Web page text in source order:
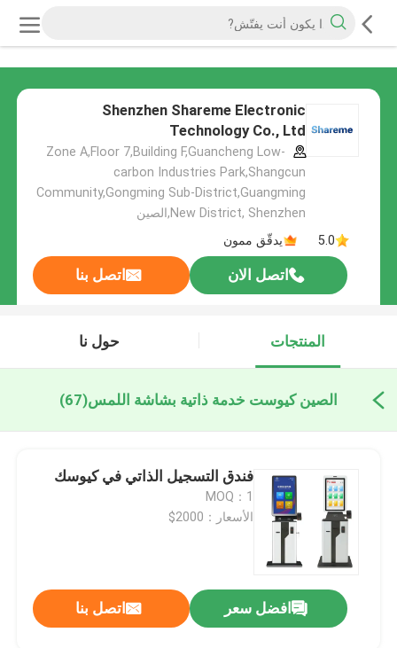
Shenzhen Shareme Electronic
Technology Co., Ltd
Zone A,Floor 7,Building F,Guancheng Low-
carbon Industries Park,Shangcun
Community,Gongming Sub-District,Guangming
New District, Shenzhen,الصين
5.0
يدقّق ممون
اتصل الان اتصل بنا
المنتجات حول نا
الصين كيوست خدمة ذاتية بشاشة اللمس(67)
فندق التسجيل الذاتي في كيوسك
MOQ：1
الأسعار：2000$
افضل سعر اتصل بنا